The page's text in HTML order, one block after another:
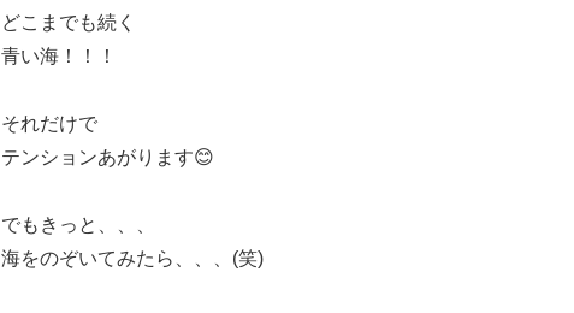
どこまでも続く
青い海！！！
それだけで
テンションあがります😊
でもきっと、、、
海をのぞいてみたら、、、(笑)